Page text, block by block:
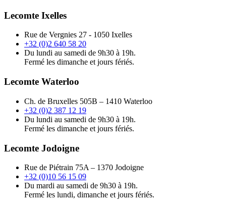
Lecomte Ixelles
Rue de Vergnies 27 - 1050 Ixelles
+32 (0)2 640 58 20
Du lundi au samedi de 9h30 à 19h.
Fermé les dimanche et jours fériés.
Lecomte Waterloo
Ch. de Bruxelles 505B – 1410 Waterloo
+32 (0)2 387 12 19
Du lundi au samedi de 9h30 à 19h.
Fermé les dimanche et jours fériés.
Lecomte Jodoigne
Rue de Piétrain 75A – 1370 Jodoigne
+32 (0)10 56 15 09
Du mardi au samedi de 9h30 à 19h.
Fermé les lundi, dimanche et jours fériés.